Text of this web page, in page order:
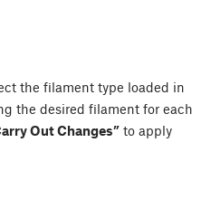
the filament type loaded in
the desired filament for each
Out Changes” to apply